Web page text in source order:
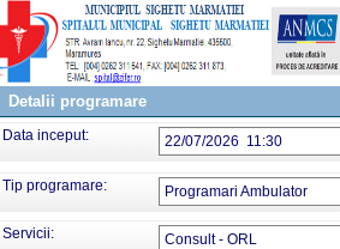
Detalii programare
Data inceput: 22/07/2026 11:30
Tip programare: Programari Ambulator
Servicii: Consult - ORL